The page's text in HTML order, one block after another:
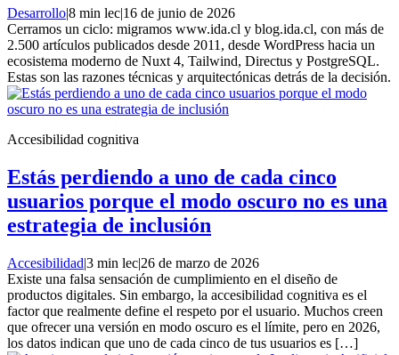
Desarrollo|8 min lec|16 de junio de 2026
Cerramos un ciclo: migramos www.ida.cl y blog.ida.cl, con más de
2.500 artículos publicados desde 2011, desde WordPress hacia un
ecosistema moderno de Nuxt 4, Tailwind, Directus y PostgreSQL.
Estas son las razones técnicas y arquitectónicas detrás de la decisión.
Accesibilidad cognitiva
Estás perdiendo a uno de cada cinco
usuarios porque el modo oscuro no es una
estrategia de inclusión
Accesibilidad|3 min lec|26 de marzo de 2026
Existe una falsa sensación de cumplimiento en el diseño de
productos digitales. Sin embargo, la accesibilidad cognitiva es el
factor que realmente define el respeto por el usuario. Muchos creen
que ofrecer una versión en modo oscuro es el límite, pero en 2026,
los datos indican que uno de cada cinco de tus usuarios es […]